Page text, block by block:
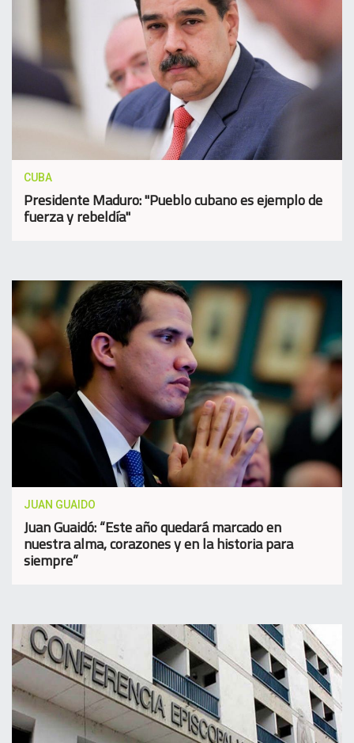
CUBA
Presidente Maduro: "Pueblo cubano es ejemplo de
fuerza y rebeldía"
JUAN GUAIDO
Juan Guaidó: “Este año quedará marcado en
nuestra alma, corazones y en la historia para
siempre”